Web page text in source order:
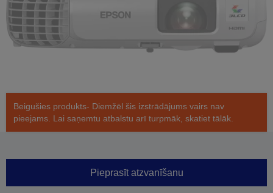
Beigušies produkts- Diemžēl šis izstrādājums vairs nav
pieejams. Lai saņemtu atbalstu arī turpmāk, skatiet tālāk.
Pieprasīt atzvanīšanu